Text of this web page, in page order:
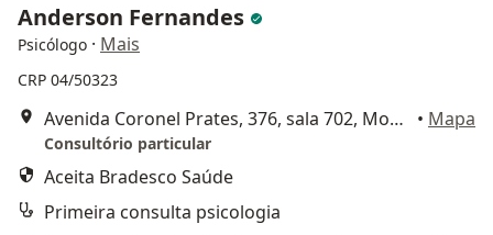
Anderson Fernandes
Psicólogo · Mais
CRP 04/50323
Avenida Coronel Prates, 376, sala 702, Montes Claros • Mapa
Consultório particular
Aceita Bradesco Saúde
Primeira consulta psicologia